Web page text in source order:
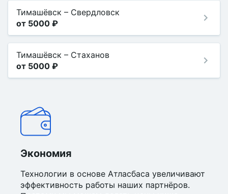
Тимашёвск – Свердловск
от 5000 ₽
Тимашёвск – Стаханов
от 5000 ₽
Экономия
Технологии в основе Атласбаса увеличивают
эффективность работы наших партнёров.